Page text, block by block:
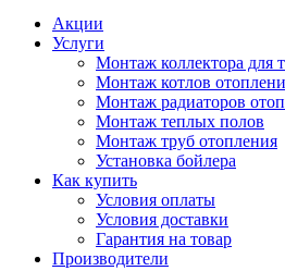
Акции
Услуги
Монтаж коллектора для
Монтаж котлов
Монтаж радиаторов
Монтаж теплых полов
Монтаж труб отопления
Установка бойлера
Как купить
Условия оплаты
Условия доставки
Гарантия на товар
Производители